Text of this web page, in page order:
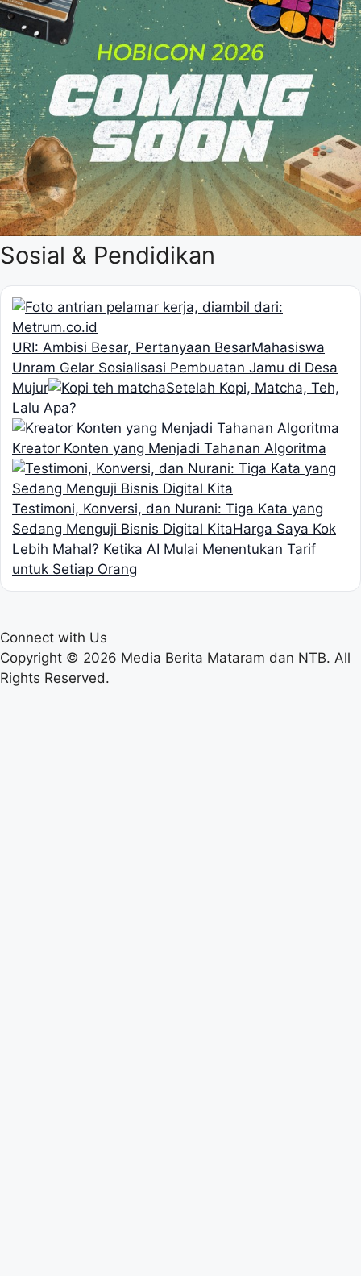
Sosial & Pendidikan
URI: Ambisi Besar, Pertanyaan BesarMahasiswa
Unram Gelar Sosialisasi Pembuatan Jamu di Desa
Mujur
Setelah Kopi, Matcha, Teh,
Lalu Apa?
Kreator Konten yang Menjadi Tahanan Algoritma
Testimoni, Konversi, dan Nurani: Tiga Kata yang
Sedang Menguji Bisnis Digital KitaHarga Saya Kok
Lebih Mahal? Ketika AI Mulai Menentukan Tarif
untuk Setiap Orang
Connect with Us
Copyright © 2026 Media Berita Mataram dan NTB. All
Rights Reserved.